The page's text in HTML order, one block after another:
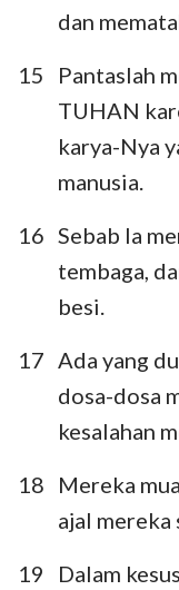
dan
15
Pantaslah
TUHAN
karya-Nya
manusia.
16 Sebab Ia
tembaga,
besi.
17 Ada yang
dosa-dosa
kesalahan
18
Mereka
ajal mereka
19
Dalam